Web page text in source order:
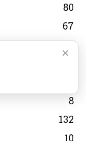
80
67
143
8
132
10
×